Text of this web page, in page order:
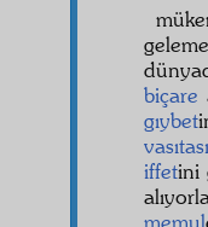
biçare
gıybet
iffetini
memul